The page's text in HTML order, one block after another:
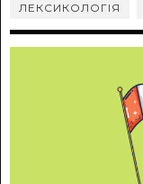
ЛЕКСИКОЛОГІЯ